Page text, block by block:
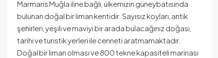
Marmaris Muğla iline bağlı, ülkemizin güneybatısında
bulunan doğal bir liman kentidir. Sayısız koyları, antik
şehirleri, yeşili ve maviyi bir arada bulacağınız doğası,
tarihi ve turistik yerleri ile cenneti aratmamaktadır.
Doğal bir liman olması ve 800 tekne kapasiteli marinası